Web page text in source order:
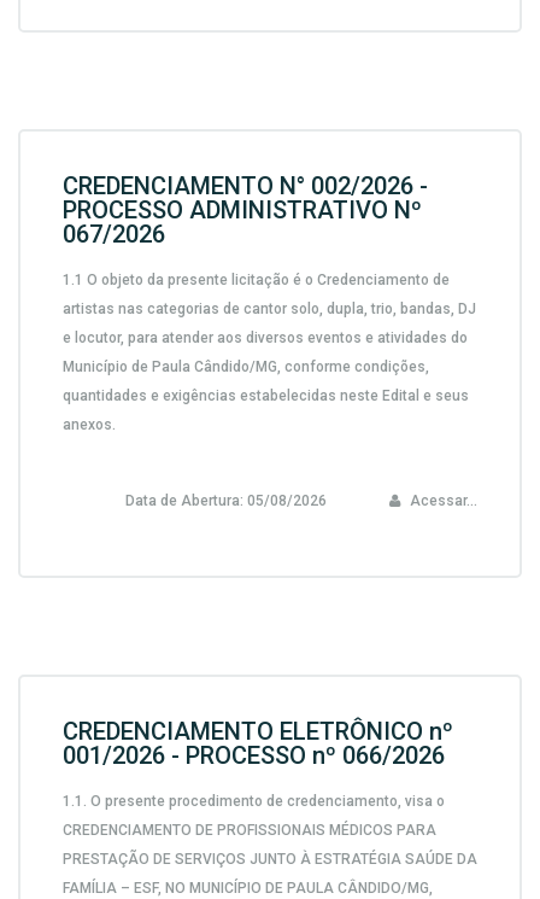
CREDENCIAMENTO N° 002/2026 -
PROCESSO ADMINISTRATIVO Nº
067/2026
1.1 O objeto da presente licitação é o Credenciamento de
artistas nas categorias de cantor solo, dupla, trio, bandas, DJ
e locutor, para atender aos diversos eventos e atividades do
Município de Paula Cândido/MG, conforme condições,
quantidades e exigências estabelecidas neste Edital e seus
anexos.
Data de Abertura: 05/08/2026 Acessar...
CREDENCIAMENTO ELETRÔNICO nº
001/2026 - PROCESSO nº 066/2026
1.1. O presente procedimento de credenciamento, visa o
CREDENCIAMENTO DE PROFISSIONAIS MÉDICOS PARA
PRESTAÇÃO DE SERVIÇOS JUNTO À ESTRATÉGIA SAÚDE DA
FAMÍLIA – ESF, NO MUNICÍPIO DE PAULA CÂNDIDO/MG,